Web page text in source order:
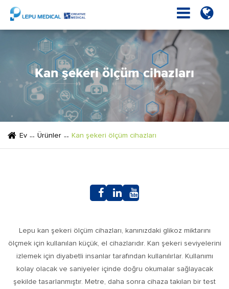
Kan şekeri ölçüm cihazları
Ev Ürünler Kan şekeri ölçüm cihazları
Lepu kan şekeri ölçüm cihazları, kanınızdaki glikoz miktarını
ölçmek için kullanılan küçük, el cihazlarıdır. Kan şekeri seviyelerini
izlemek için diyabetli insanlar tarafından kullanılırlar. Kullanımı
kolay olacak ve saniyeler içinde doğru okumalar sağlayacak
şekilde tasarlanmıştır. Metre, daha sonra cihaza takılan bir test